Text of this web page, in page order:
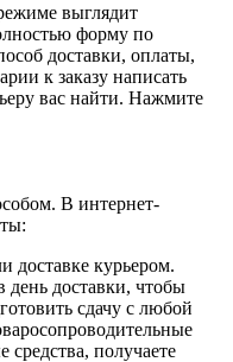
выглядит
форму по
доставки, оплаты,
к заказу написать
вас найти. Нажмите
В интернет-
доставке курьером.
день доставки, чтобы
сдачу с любой
получаете